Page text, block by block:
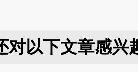
对以下文章感兴